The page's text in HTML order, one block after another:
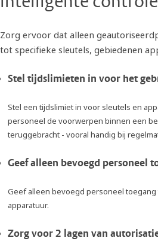
Zorg ervoor dat alleen
tot specifieke sleutels, gebiedenen
Stel tijdslimieten in voor het
Stel een tijdslimiet in voor sleutels en
personeel de voorwerpen binnen een
teruggebracht - vooral handig bij
Geef alleen bevoegd personeel
Geef alleen bevoegd personeel
apparatuur.
Zorg voor 2 lagen van